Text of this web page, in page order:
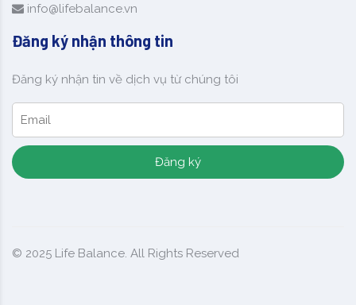
info@lifebalance.vn
Đăng ký nhận thông tin
Đăng ký nhận tin về dịch vụ từ chúng tôi
Đăng ký
© 2025 Life Balance. All Rights Reserved